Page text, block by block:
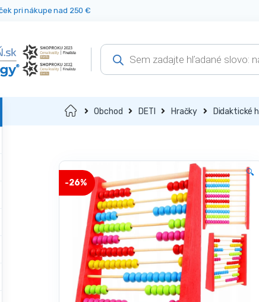
pri nákupe nad 250 €
Products
search
Domov Obchod DETI Hračky Didaktické
-26%
🔍